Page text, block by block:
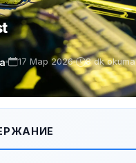
17 Мар 2026 8 dk okuma